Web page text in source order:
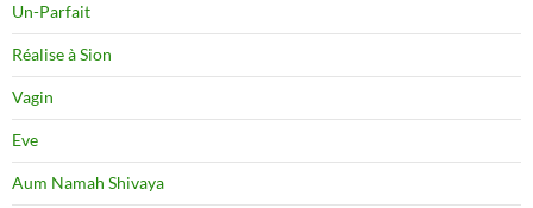
Un-Parfait
Réalise à Sion
Vagin
Eve
Aum Namah Shivaya